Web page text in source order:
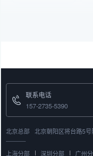
联系电话
157-2735-5390
北京总部 北京朝阳区将台路5
上海分部 深圳分部 广州